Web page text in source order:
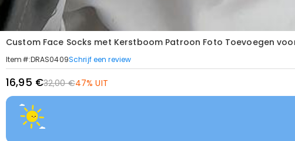
Custom Face Socks met Kerstboom Patroon Foto Toevoegen
Item#:DRAS0409Schrijf een review
16,95 €32,00 €47% UIT